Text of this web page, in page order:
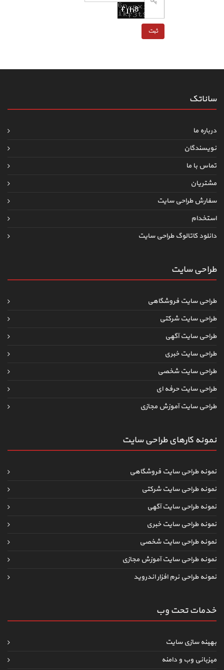
ساناتک
درباره ما
نویسندگان
تماس با ما
مشتریان
سفارش طراحی سایت
استخدام
دانلود کاتالوگ طراحی سایت
طراحی سایت
طراحی سایت فروشگاهی
طراحی سایت شرکتی
طراحی سایت آگهی
طراحی سایت خبری
طراحی سایت شخصی
طراحی سایت حرفه ای
طراحی سایت آموزش مجازی
نمونه کارهای طراحی سایت
نمونه طراحی سایت فروشگاهی
نمونه طراحی سایت شرکتی
نمونه طراحی سایت آگهی
نمونه طراحی سایت خبری
نمونه طراحی سایت شخصی
نمونه طراحی سایت آموزش مجازی
نمونه طراحی نرم افزار اندروید
خدمات تحت وب
بهینه سازی سایت
میزبانی وب و دامنه